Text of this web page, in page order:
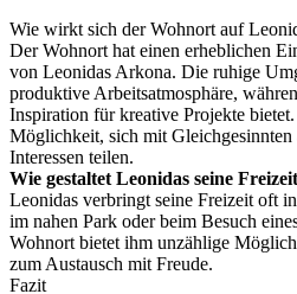
Wie wirkt sich der Wohnort auf
Der Wohnort hat einen erheblichen
von Leonidas Arkona. Die ruhige
produktive Arbeitsatmosphäre,
Inspiration für kreative Projekte
Möglichkeit, sich mit Gleichgesinnten
Interessen teilen.
Wie gestaltet Leonidas seine
Leonidas verbringt seine Freizeit oft
im nahen Park oder beim Besuch
Wohnort bietet ihm unzählige
zum Austausch mit Freude.
Fazit